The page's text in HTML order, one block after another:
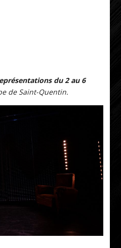
du 2 au 6
de Saint-Quentin.